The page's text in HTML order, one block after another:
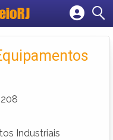
empresa
208
Industriais